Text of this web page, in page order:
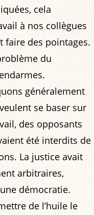
cela
à nos collègues
faire des pointages.
du
généralement
se baser sur
des opposants
été interdits de
La justice avait
arbitraires,
démocratie.
de l’huile le